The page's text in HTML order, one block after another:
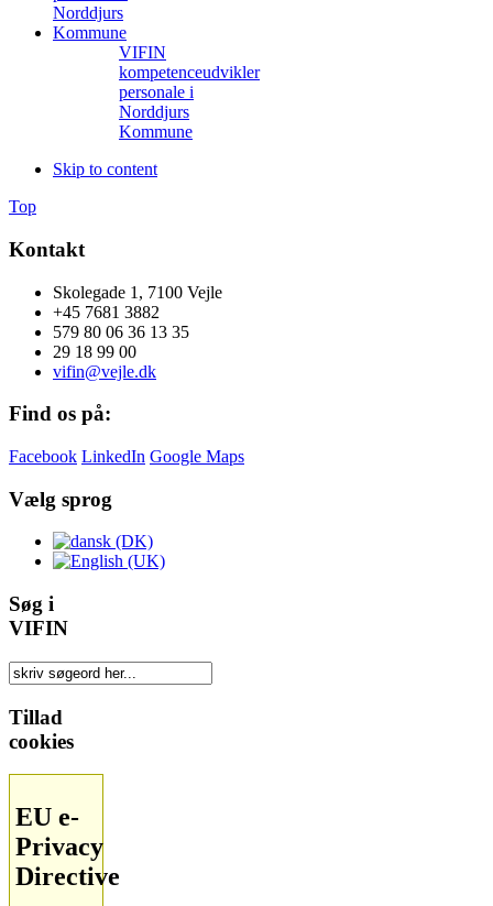
VIFIN
kompetenceudvikler
personale i
Norddjurs
Kommune
Skip to content
Top
Kontakt
Skolegade 1, 7100 Vejle
+45 7681 3882
579 80 06 36 13 35
29 18 99 00
vifin@vejle.dk
Find os på:
Facebook LinkedIn Google Maps
Vælg sprog
Søg i
VIFIN
Tillad
cookies
EU e-
Privacy
Directive